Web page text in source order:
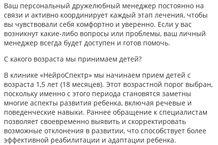
Ваш персональный дружелюбный менеджер постоянно на
связи и активно координирует каждый этап лечения, чтобы
вы чувствовали себя комфортно и уверенно. Если у вас
возникнут какие-либо вопросы или проблемы, ваш личный
менеджер всегда будет доступен и готов помочь.
С какого возраста мы принимаем детей?
В клинике «НейроСпектр» мы начинаем прием детей с
возраста 1,5 лет (18 месяцев). Этот возрастной порог выбран,
поскольку именно с этого периода становятся заметны
многие аспекты развития ребенка, включая речевые и
поведенческие навыки. Раннее обращение к специалистам
позволяет своевременно выявить и скорректировать
возможные отклонения в развитии, что способствует более
эффективной реабилитации и адаптации ребенка.​